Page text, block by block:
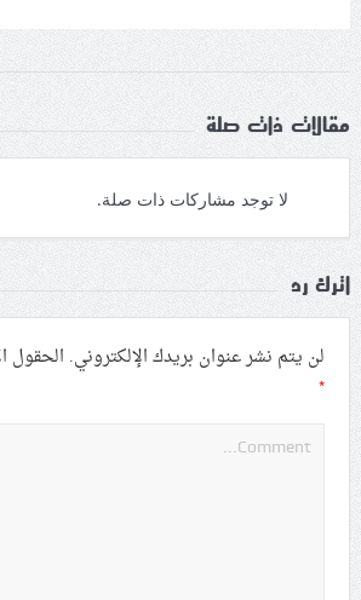
مقالات ذات صلة
لا توجد مشاركات ذات صلة.
اترك رد
لن يتم نشر عنوان بريدك الإلكتروني. الحقول
*